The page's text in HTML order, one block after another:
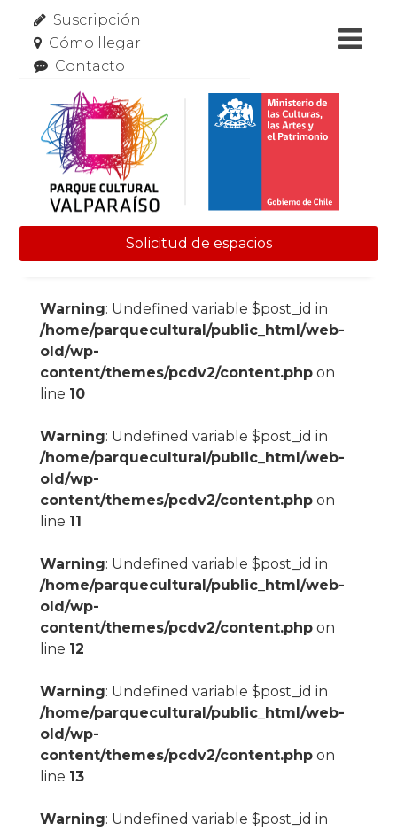
Suscripción
Cómo llegar
Contacto
Solicitud de espacios
Warning: Undefined variable $post_id in
/home/parquecultural/public_html/web-
old/wp-
content/themes/pcdv2/content.phpon
line 10
Warning: Undefined variable $post_id in
/home/parquecultural/public_html/web-
old/wp-
content/themes/pcdv2/content.phpon
line 11
Warning: Undefined variable $post_id in
/home/parquecultural/public_html/web-
old/wp-
content/themes/pcdv2/content.phpon
line 12
Warning: Undefined variable $post_id in
/home/parquecultural/public_html/web-
old/wp-
content/themes/pcdv2/content.phpon
line 13
Warning: Undefined variable $post_id in